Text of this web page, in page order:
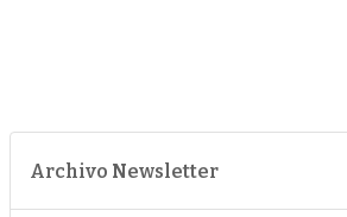
Archivo Newsletter